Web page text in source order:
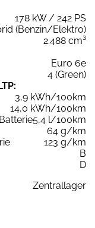
178 kW / 242 PS
(Benzin/Elektro)
2.488 cm³
Euro 6e
4 (Green)
3,9 kWh/100km
14,0 kWh/100km
5,4 l/100km
64 g/km
123 g/km
B
D
Zentrallager